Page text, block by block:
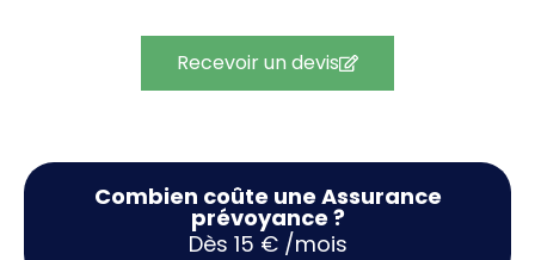
Recevoir un devis
Combien coûte une Assurance
prévoyance ?
Dès 15 € /mois